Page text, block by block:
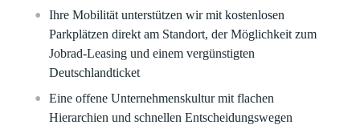
Ihre Mobilität unterstützen wir mit kostenlosen
Parkplätzen direkt am Standort, der Möglichkeit zum
Jobrad-Leasing und einem vergünstigten
Deutschlandticket
Eine offene Unternehmenskultur mit flachen
Hierarchien und schnellen Entscheidungswegen